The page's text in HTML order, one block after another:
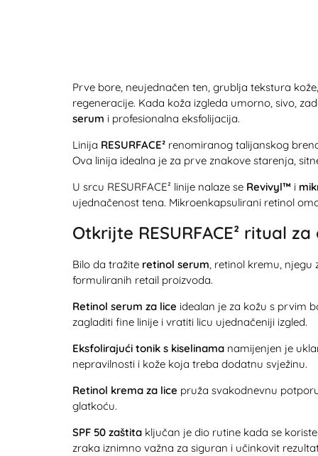
Prve bore, neujednačen ten, grublja tekstura
regeneracije. Kada koža izgleda umorno, sivo,
serum i profesionalna eksfolijacija.
Linija RESURFACE² renomiranog talijanskog
Ova linija idealna je za prve znakove starenja,
U srcu RESURFACE² linije nalaze se Revivyl™ i
ujednačenost tena. Mikroenkapsulirani retinol
Otkrijte RESURFACE² ritual
Bilo da tražite retinol serum, retinol kremu, njegu
formuliranih retail proizvoda.
Retinol serum za lice idealan je za kožu s prvim
zagladiti fine linije i vratiti licu ujednačeniji izgled.
Eksfolirajući tonik s kiselinama namijenjen je
nepravilnosti i kože koja treba dodatnu svježinu.
Retinol krema za lice pruža svakodnevnu
glatkoću.
SPF 50 zaštita ključan je dio rutine kada se
zraka iznimno važna za siguran i učinkovit